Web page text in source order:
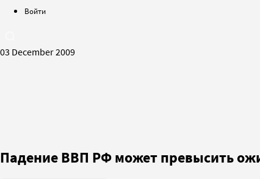
Войти
03 December 2009
Падение ВВП РФ может превысить